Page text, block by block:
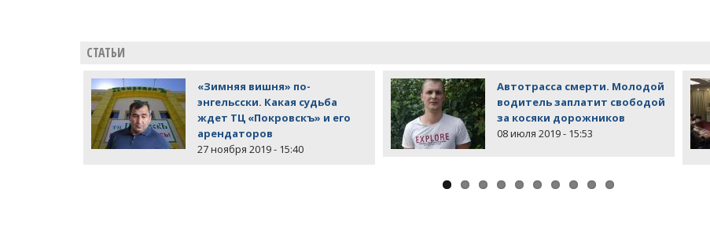
СТАТЬИ
«Зимняя вишня» по-
энгельсски. Какая судьба
ждет ТЦ «Покровскъ» и его
арендаторов
27 ноября 2019 - 15:40
Автотрасса смерти. Молодой
водитель заплатит свободой
за косяки дорожников
08 июля 2019 - 15:53